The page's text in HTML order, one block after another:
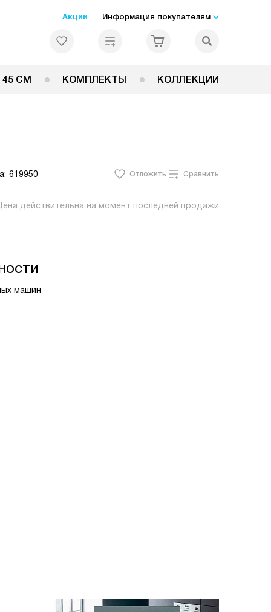
Акции Информация покупателям
СМ КОМПЛЕКТЫ КОЛЛЕКЦИИ
619950 Отложить Сравнить
Цена действительна на момент последней продажи
машин